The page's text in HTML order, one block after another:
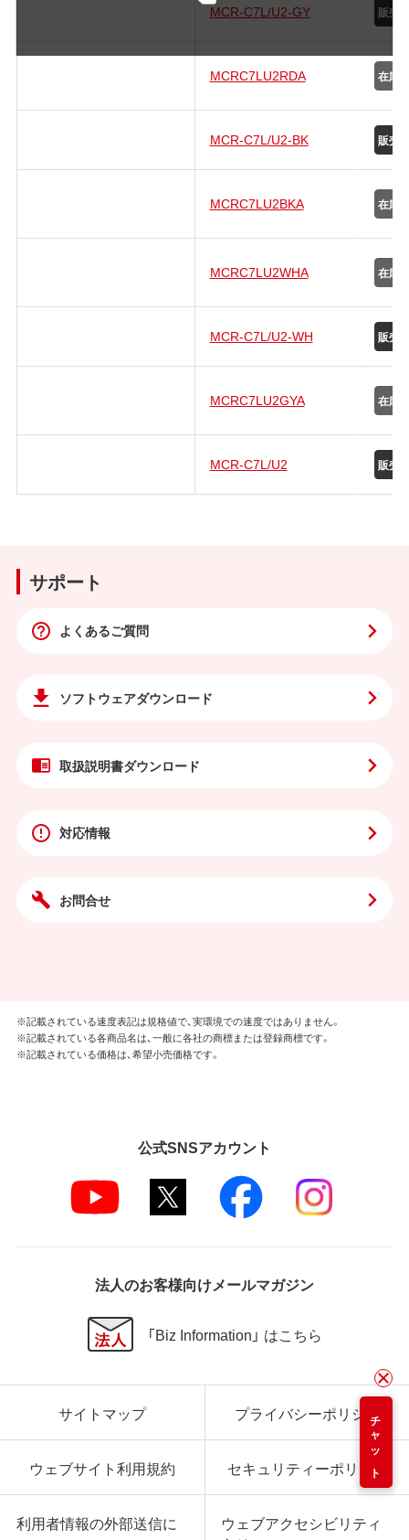
MCR-C7L/U2-GY
MCRC7LU2RDA
MCR-C7L/U2-BK
MCRC7LU2BKA
MCRC7LU2WHA
MCR-C7L/U2-WH
MCRC7LU2GYA
MCR-C7L/U2
サポート
よくあるご質問
ソフトウェアダウンロード
取扱説明書ダウンロード
対応情報
お問合せ
チャット
※記載されている速度表記は規格値で、実環境での速度ではありません。
※記載されている各商品名は、一般に各社の商標または登録商標です。
※記載されている価格は、希望小売価格です。
公式SNSアカウント
法人のお客様向けメールマガジン
「Biz Information」 はこちら
サイトマップ プライバシーポリシー
ウェブサイト利用規約 セキュリティーポリシー
利用者情報の外部送信に
ウェブアクセシビリティ